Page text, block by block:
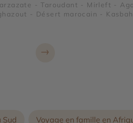
- Taroudant - Mirleft -
- Désert marocain - Kasbah
→
Sud Voyage en famille en